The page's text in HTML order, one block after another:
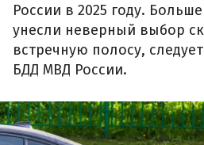
России в 2025 году.
унесли неверный выбор
встречную полосу,
БДД МВД России.